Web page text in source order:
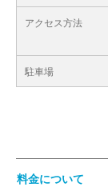
アクセス方法
駐車場
料金について